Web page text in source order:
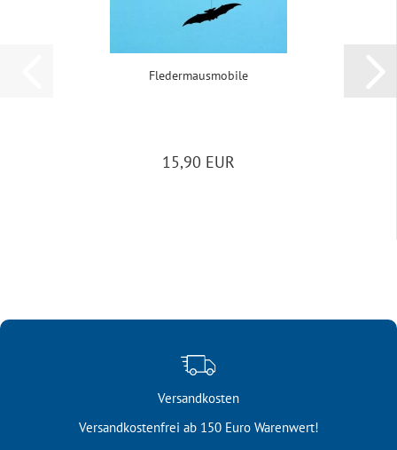
Fle­der­maus­mo­bi­le
15,90 EUR
Versandkosten
Versandkostenfrei ab 150 Euro Warenwert!